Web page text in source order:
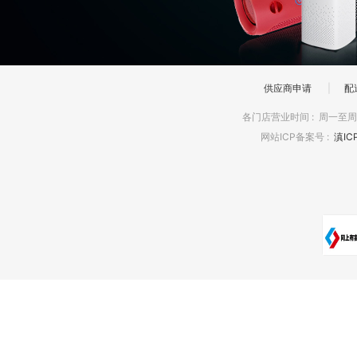
供应商申请 配
各门店营业时间 : 周一至
网站ICP备案号 : 滇